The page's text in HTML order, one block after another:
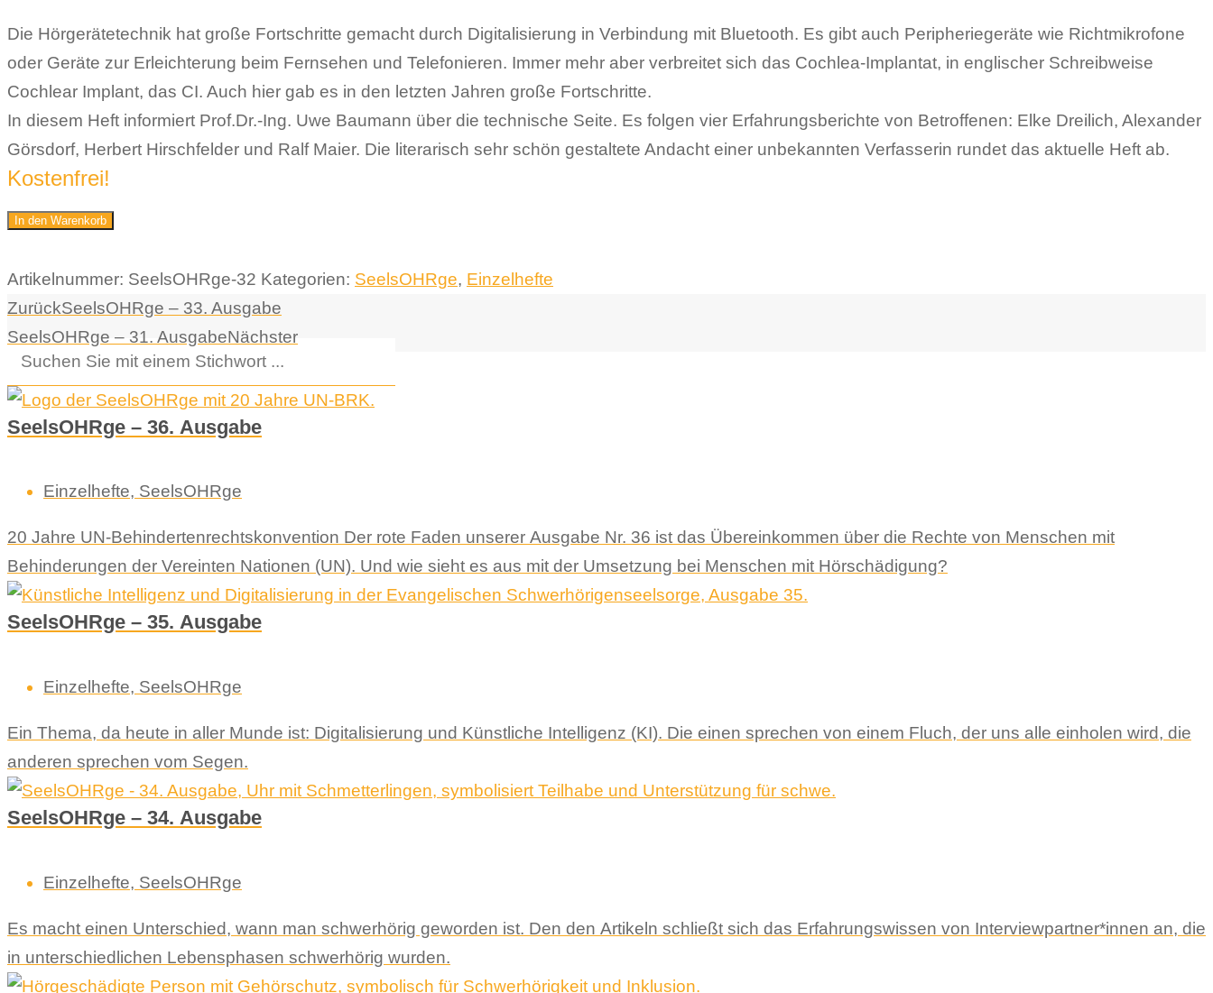
Die Hörgerätetechnik hat große Fortschritte gemacht durch Digitalisierung in Verbindung mit Bluetooth. Es gibt auch Peripheriegeräte wie Richtmikrofone
oder Geräte zur Erleichterung beim Fernsehen und Telefonieren. Immer mehr aber verbreitet sich das Cochlea-Implantat, in englischer Schreibweise
Cochlear Implant, das CI. Auch hier gab es in den letzten Jahren große Fortschritte.
In diesem Heft informiert Prof.Dr.-Ing. Uwe Baumann über die technische Seite. Es folgen vier Erfahrungsberichte von Betroffenen: Elke Dreilich, Alexander
Görsdorf, Herbert Hirschfelder und Ralf Maier. Die literarisch sehr schön gestaltete Andacht einer unbekannten Verfasserin rundet das aktuelle Heft ab.
Kostenfrei!
-
Menge
In den Warenkorb
Artikelnummer: SeelsOHRge-32 Kategorien: SeelsOHRge, Einzelhefte
ZurückSeelsOHRge – 33. Ausgabe
SeelsOHRge – 31. AusgabeNächster
SeelsOHRge – 36. Ausgabe
Einzelhefte, SeelsOHRge
20 Jahre UN-Behindertenrechtskonvention Der rote Faden unserer Ausgabe Nr. 36 ist das Übereinkommen über die Rechte von Menschen mit
Behinderungen der Vereinten Nationen (UN). Und wie sieht es aus mit der Umsetzung bei Menschen mit Hörschädigung?
SeelsOHRge – 35. Ausgabe
Einzelhefte, SeelsOHRge
Ein Thema, da heute in aller Munde ist: Digitalisierung und Künstliche Intelligenz (KI). Die einen sprechen von einem Fluch, der uns alle einholen wird, die
anderen sprechen vom Segen.
SeelsOHRge – 34. Ausgabe
Einzelhefte, SeelsOHRge
Es macht einen Unterschied, wann man schwerhörig geworden ist. Den den Artikeln schließt sich das Erfahrungswissen von Interviewpartner*innen an, die
in unterschiedlichen Lebensphasen schwerhörig wurden.